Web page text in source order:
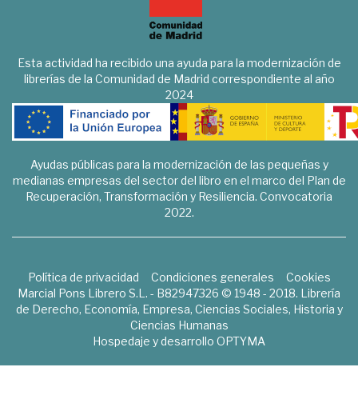
Esta actividad ha recibido una ayuda para la modernización de
librerías de la Comunidad de Madrid correspondiente al año
2024
Ayudas públicas para la modernización de las pequeñas y
medianas empresas del sector del libro en el marco del Plan de
Recuperación, Transformación y Resiliencia. Convocatoria
2022.
Política de privacidad Condiciones generales
Cookies
Marcial Pons Librero S.L. - B82947326 © 1948 - 2018. Librería
de Derecho, Economía, Empresa, Ciencias Sociales, Historia y
Ciencias Humanas
Hospedaje y desarrollo OPTYMA